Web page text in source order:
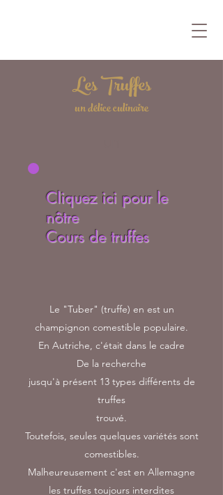
Les Truffes
un délice culinaire
Cliquez ici pour le
nôtre
Cours de truffes
Le "Tuber" (truffe) en est un
champignon comestible populaire.
En Autriche, c'était dans le cadre
De la recherche
jusqu'à présent 13 types différents de
truffes
trouvé.
Toutefois, seules quelques variétés sont
comestibles.
Malheureusement c'est en Allemagne
les truffes toujours interdites